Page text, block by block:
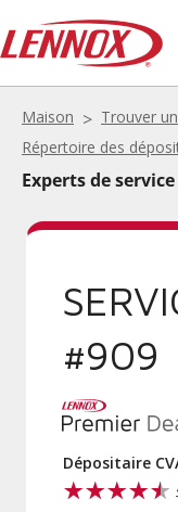
Maison
Trouver
Répertoire des
Experts de service
#909
Dépositaire